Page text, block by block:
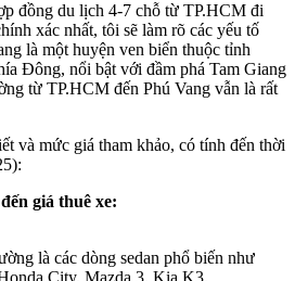
đồng du lịch 4-7 chỗ từ TP.HCM đi
xác nhất, tôi sẽ làm rõ các yếu tố
là một huyện ven biển thuộc tỉnh
Đông, nổi bật với đầm phá Tam Giang
từ TP.HCM đến Phú Vang vẫn là rất
và mức giá tham khảo, có tính đến thời
giá thuê xe:
là các dòng sedan phổ biến như